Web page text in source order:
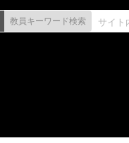
教員キーワード検索